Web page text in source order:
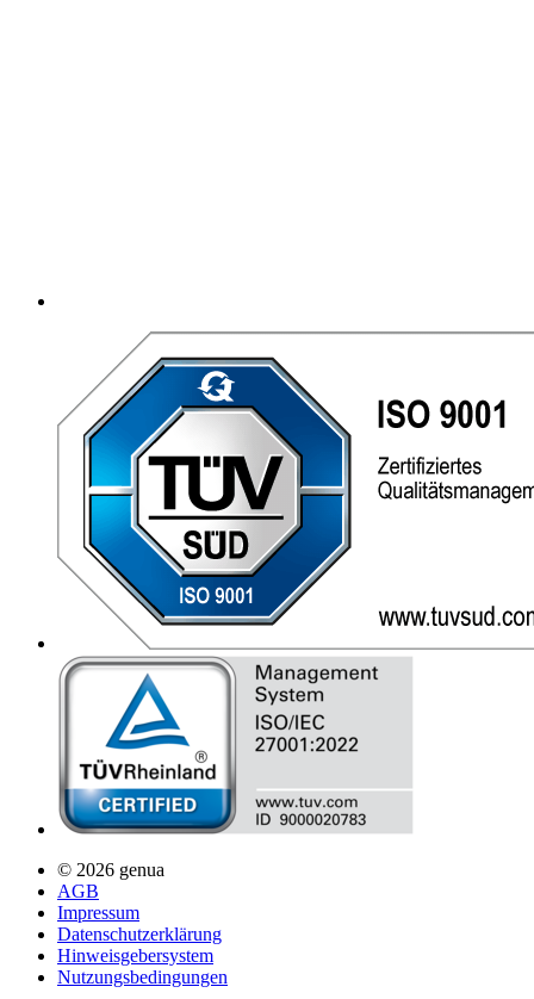
© 2026 genua
AGB
Impressum
Datenschutzerklärung
Hinweisgebersystem
Nutzungsbedingungen